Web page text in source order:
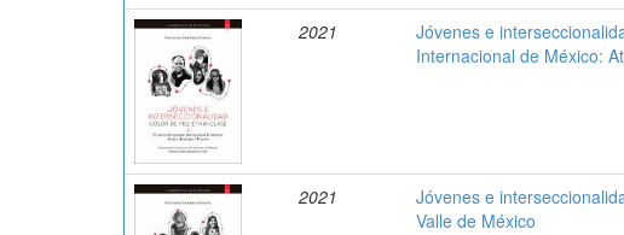
2021
Jóvenes e
Internacional de México:
2021
Jóvenes e
Valle de México